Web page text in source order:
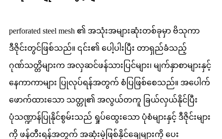
perforated steel mesh ၏ အသုံးအများဆုံးတစ်ခုမှာ ဗိသုကာ
ဒီဇိုင်းတွင်ဖြစ်သည်။ ၎င်း၏ ပေါ့ပါးပြီး တာရှည်ခံသည့်
ဂုဏ်သတ္တိများက အလှဆင်ဖန်သားပြင်များ၊ မျက်နှာစာများနှင့်
နေကာကာများ ပြုလုပ်ရန်အတွက် စံပြဖြစ်စေသည်။ အပေါက်
ဖောက်ထားသော သတ္တု၏ အလွယ်တကူ ခြယ်လှယ်နိုင်ပြီး
ပုံသဏ္ဍာန်ပြုနိုင်စွမ်းသည် ရှုပ်ထွေးသော ပုံစံများနှင့် ဒီဇိုင်းများ
ကို ဖန်တီးရန်အတွက် အဆုံးမဲ့ဖြစ်နိုင်ချေများကို ပေး